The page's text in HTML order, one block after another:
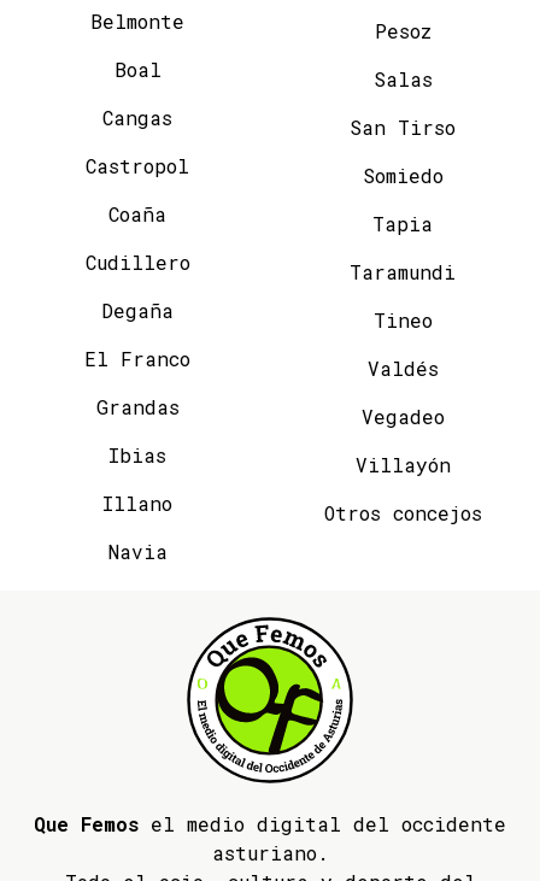
Belmonte
Boal
Cangas
Castropol
Coaña
Cudillero
Degaña
El Franco
Grandas
Ibias
Illano
Navia
Pesoz
Salas
San Tirso
Somiedo
Tapia
Taramundi
Tineo
Valdés
Vegadeo
Villayón
Otros concejos
Que Femos el medio digital del occidente
asturiano.